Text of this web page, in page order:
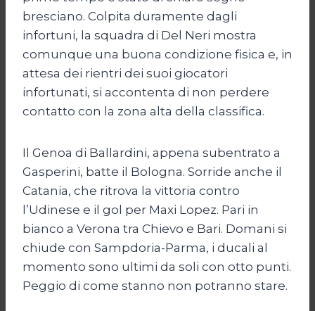
bresciano. Colpita duramente dagli
infortuni, la squadra di Del Neri mostra
comunque una buona condizione fisica e, in
attesa dei rientri dei suoi giocatori
infortunati, si accontenta di non perdere
contatto con la zona alta della classifica.
Il Genoa di Ballardini, appena subentrato a
Gasperini, batte il Bologna. Sorride anche il
Catania, che ritrova la vittoria contro
l’Udinese e il gol per Maxi Lopez. Pari in
bianco a Verona tra Chievo e Bari. Domani si
chiude con Sampdoria-Parma, i ducali al
momento sono ultimi da soli con otto punti.
Peggio di come stanno non potranno stare.